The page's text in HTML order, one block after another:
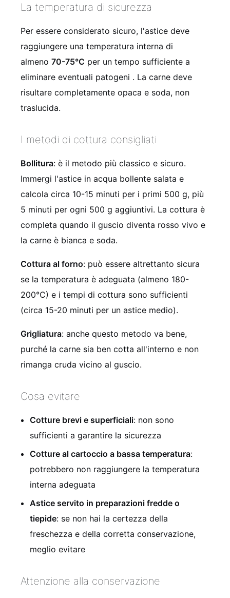
La temperatura di sicurezza
Per essere considerato sicuro, l'astice deve
raggiungere una temperatura interna di
almeno 70-75°C per un tempo sufficiente a
eliminare eventuali patogeni . La carne deve
risultare completamente opaca e soda, non
traslucida.
I metodi di cottura consigliati
Bollitura: è il metodo più classico e sicuro.
Immergi l'astice in acqua bollente salata e
calcola circa 10-15 minuti per i primi 500 g, più
5 minuti per ogni 500 g aggiuntivi. La cottura è
completa quando il guscio diventa rosso vivo e
la carne è bianca e soda.
Cottura al forno: può essere altrettanto sicura
se la temperatura è adeguata (almeno 180-
200°C) e i tempi di cottura sono sufficienti
(circa 15-20 minuti per un astice medio).
Grigliatura: anche questo metodo va bene,
purché la carne sia ben cotta all'interno e non
rimanga cruda vicino al guscio.
Cosa evitare
Cotture brevi e superficiali: non sono
sufficienti a garantire la sicurezza
Cotture al cartoccio a bassa temperatura:
potrebbero non raggiungere la temperatura
interna adeguata
Astice servito in preparazioni fredde o
tiepide: se non hai la certezza della
freschezza e della corretta conservazione,
meglio evitare
Attenzione alla conservazione